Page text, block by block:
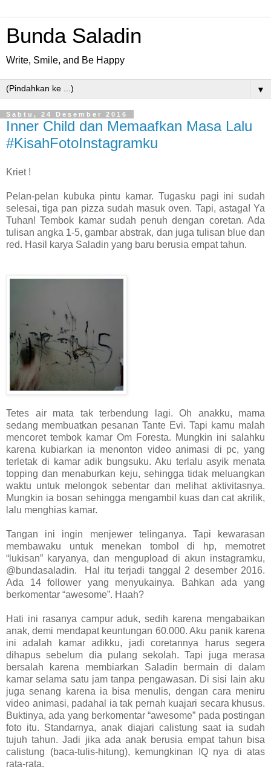
Bunda Saladin
Write, Smile, and Be Happy
▼
Sabtu, 24 Desember 2016
Inner Child dan Memaafkan Masa Lalu
#KisahFotoInstagramku
Kriet !
Pelan-pelan kubuka pintu kamar. Tugasku pagi ini sudah
selesai, tiga pan pizza sudah masuk oven. Tapi, astaga! Ya
Tuhan! Tembok kamar sudah penuh dengan coretan. Ada
tulisan angka 1-5, gambar abstrak, dan juga tulisan blue dan
red. Hasil karya Saladin yang baru berusia empat tahun.
Tetes air mata tak terbendung lagi. Oh anakku, mama
sedang membuatkan pesanan Tante Evi. Tapi kamu malah
mencoret tembok kamar Om Foresta. Mungkin ini salahku
karena kubiarkan ia menonton video animasi di pc, yang
terletak di kamar adik bungsuku. Aku terlalu asyik menata
topping dan menaburkan keju, sehingga tidak meluangkan
waktu untuk melongok sebentar dan melihat aktivitasnya.
Mungkin ia bosan sehingga mengambil kuas dan cat akrilik,
lalu menghias kamar.
Tangan ini ingin menjewer telinganya. Tapi kewarasan
membawaku untuk menekan tombol di hp, memotret
“lukisan” karyanya, dan mengupload di akun instagramku,
@bundasaladin. Hal itu terjadi tanggal 2 desember 2016.
Ada 14 follower yang menyukainya. Bahkan ada yang
berkomentar “awesome”. Haah?
Hati ini rasanya campur aduk, sedih karena mengabaikan
anak, demi mendapat keuntungan 60.000. Aku panik karena
ini adalah kamar adikku, jadi coretannya harus segera
dihapus sebelum dia pulang sekolah. Tapi juga merasa
bersalah karena membiarkan Saladin bermain di dalam
kamar selama satu jam tanpa pengawasan. Di sisi lain aku
juga senang karena ia bisa menulis, dengan cara meniru
video animasi, padahal ia tak pernah kuajari secara khusus.
Buktinya, ada yang berkomentar “awesome” pada postingan
foto itu. Standarnya, anak diajari calistung saat ia sudah
tujuh tahun. Jadi jika ada anak berusia empat tahun bisa
calistung (baca-tulis-hitung), kemungkinan IQ nya di atas
rata-rata.